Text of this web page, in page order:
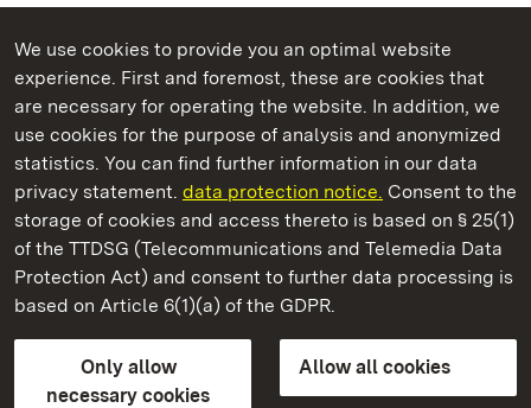
We use cookies to provide you an optimal website
experience. First and foremost, these are cookies that
are necessary for operating the website. In addition, we
use cookies for the purpose of analysis and anonymized
statistics. You can find further information in our data
privacy statement. data protection notice. Consent to the
storage of cookies and access thereto is based on § 25(1)
of the TTDSG (Telecommunications and Telemedia Data
Protection Act) and consent to further data processing is
based on Article 6(1)(a) of the GDPR.
Only allow
necessary cookies
Allow all cookies
State Palaces and Gardens of Baden-Wuerttemberg
Maulbronn Monastery
State Palaces and Gardens of Baden-Wuerttemberg
Contact usFAQMasthead